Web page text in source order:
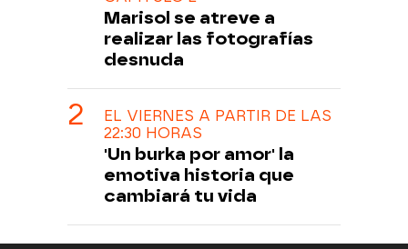
Marisol se atreve a
realizar las fotografías
desnuda
EL VIERNES A PARTIR DE LAS
22:30 HORAS
'Un burka por amor' la
emotiva historia que
cambiará tu vida